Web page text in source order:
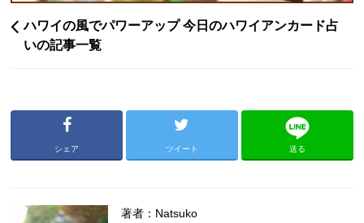
ハワイの風でパワーアップ 今日のハワイアンカード占
いの記事一覧
シェア ツイート 送る
著者：Natsuko